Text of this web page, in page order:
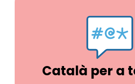
Català per a